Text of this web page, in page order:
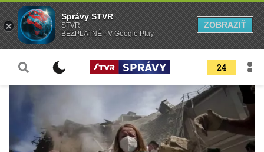
24
Správy STVR
STVR
BEZPLATNÉ - V Google Play
ZOBRAZIŤ